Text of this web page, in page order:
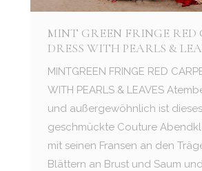
MINT GREEN FRINGE RED
DRESS WITH PEARLS &
MINTGREEN FRINGE RED
WITH PEARLS & LEAVES
und außergewöhnlich ist
geschmückte Couture
mit seinen Fransen an den
Blättern an Brust und Saum